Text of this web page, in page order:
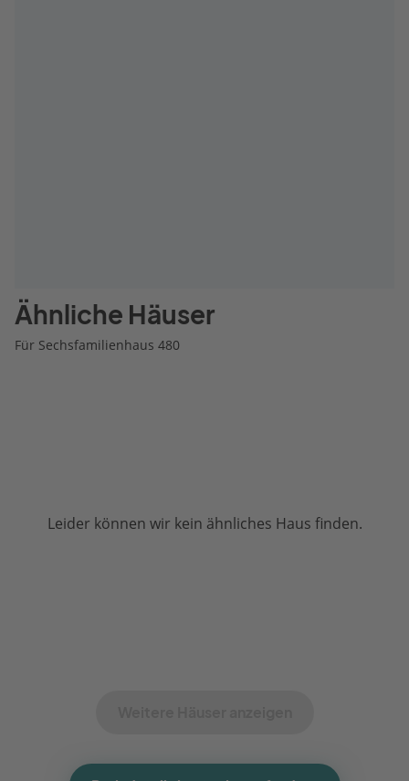
Ähnliche Häuser
Für Sechsfamilienhaus 480
Leider können wir kein ähnliches Haus finden.